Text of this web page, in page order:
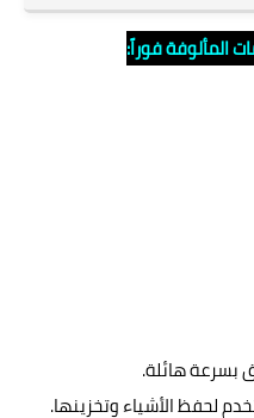
المألوفة فوراً:
بسرعة هائلة.
لحفظ الأشياء وتخزينها.